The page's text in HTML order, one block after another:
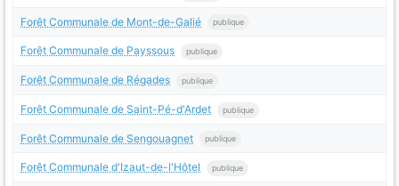
Forêt Communale de Mont-de-Galié publique
Forêt Communale de Payssous publique
Forêt Communale de Régades publique
Forêt Communale de Saint-Pé-d'Ardet publique
Forêt Communale de Sengouagnet publique
Forêt Communale d'Izaut-de-l'Hôtel publique